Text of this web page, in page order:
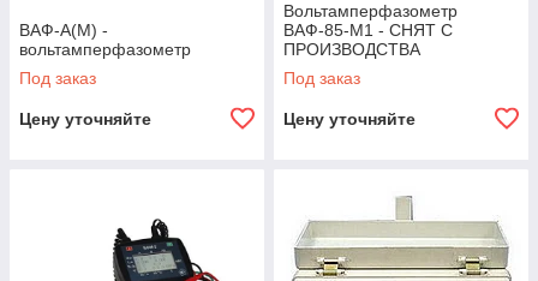
ВАФ-А(М) -
вольтамперфазометр
Под заказ
Цену уточняйте
Вольтамперфазометр
ВАФ-85-М1 - СНЯТ С
ПРОИЗВОДСТВА
Под заказ
Цену уточняйте